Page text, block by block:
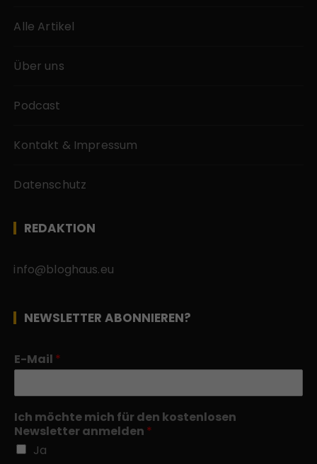
Alle Artikel
Über uns
Podcast
Kontakt & Impressum
Datenschutz
REDAKTION
info@bloghaus.eu
NEWSLETTER ABONNIEREN?
E-Mail *
Ich möchte mich für den kostenlosen
Newsletter anmelden *
Ja